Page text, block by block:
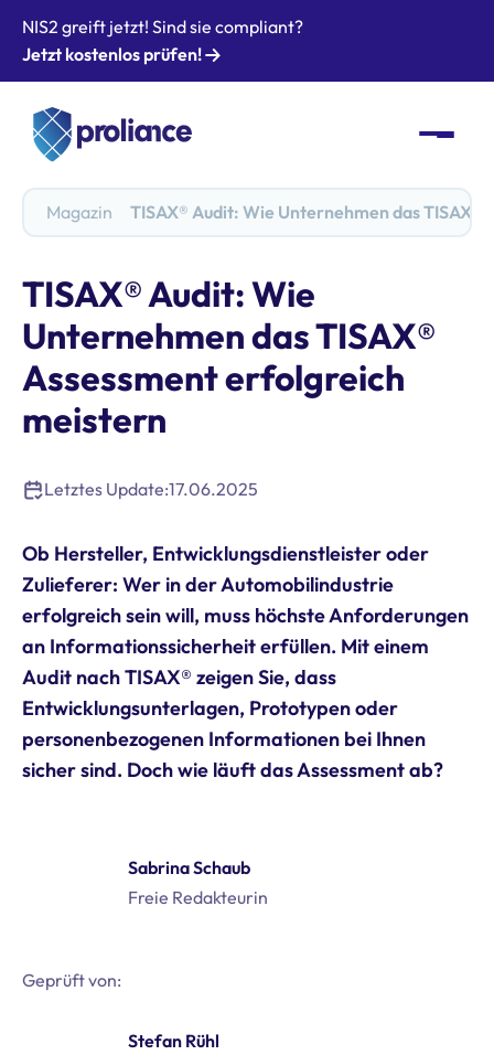
NIS2 greift jetzt! Sind sie compliant?
Jetzt kostenlos prüfen!
Magazin TISAX® Audit: Wie Unternehmen das
TISAX® Audit: Wie
Unternehmen das TISAX®
Assessment erfolgreich
meistern
Letztes Update:17.06.2025
Ob Hersteller, Entwicklungsdienstleister oder
Zulieferer: Wer in der Automobilindustrie
erfolgreich sein will, muss höchste Anforderungen
an Informationssicherheit erfüllen. Mit einem
Audit nach TISAX® zeigen Sie, dass
Entwicklungsunterlagen, Prototypen oder
personenbezogenen Informationen bei Ihnen
sicher sind. Doch wie läuft das Assessment ab?
Sabrina Schaub
Freie Redakteurin
Geprüft von:
Stefan Rühl